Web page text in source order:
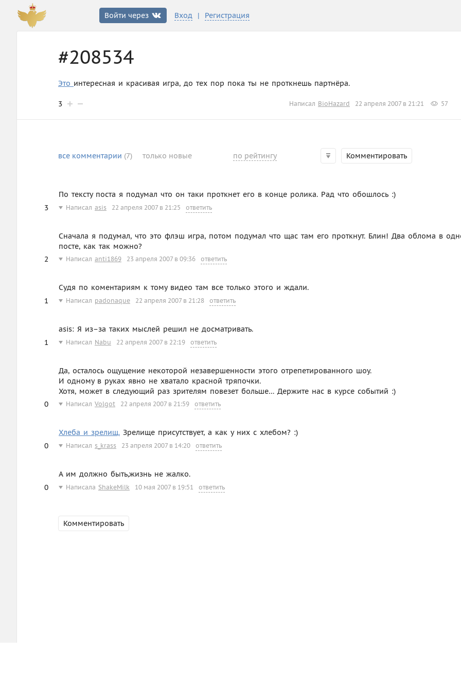
Войти через Вход | Регистрация
#208534
Это интересная и красивая игра, до тех пор пока ты не проткнешь партнёра.
Написал BioHazard 22 апреля 2007 в 21:21
3 57
все комментарии (7) только новые по рейтингу Комментировать
По тексту поста я подумал что он таки проткнет его в конце ролика. Рад что обошлось :)
3
Написал asis 22 апреля 2007 в 21:25 ответить
Сначала я подумал, что это флэш игра, потом подумал что щас там его проткнут. Блин! Два облома в
посте, как так можно?
2
Написал anti1869 23 апреля 2007 в 09:36 ответить
Судя по коментариям к тому видео там все только этого и ждали.
1
Написал padonaque 22 апреля 2007 в 21:28 ответить
asis: Я из–за таких мыслей решил не досматривать.
1
Написал Nabu 22 апреля 2007 в 22:19 ответить
Да, осталось ощущение некоторой незавершенности этого отрепетированного шоу.
И одному в руках явно не хватало красной тряпочки.
Хотя, может в следующий раз зрителям повезет больше… Держите нас в курсе событий :)
0
Написал Volgot 22 апреля 2007 в 21:59 ответить
Хлеба и зрелищ. Зрелище присутствует, а как у них с хлебом? :)
0
Написал s_krass 23 апреля 2007 в 14:20 ответить
А им должно быть,жизнь не жалко.
0
Написала ShakeMilk 10 мая 2007 в 19:51 ответить
Комментировать